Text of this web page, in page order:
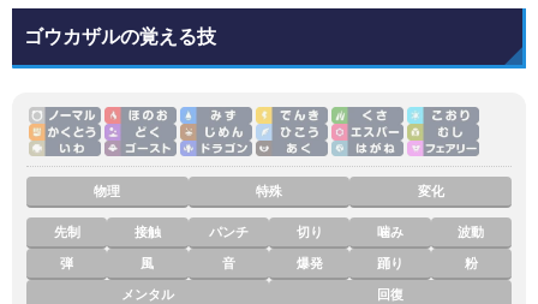
ゴウカザルの覚える技
物理 特殊 変化
先制 接触 パンチ 切り 噛み 波動
弾 風 音 爆発 踊り 粉
メンタル 回復